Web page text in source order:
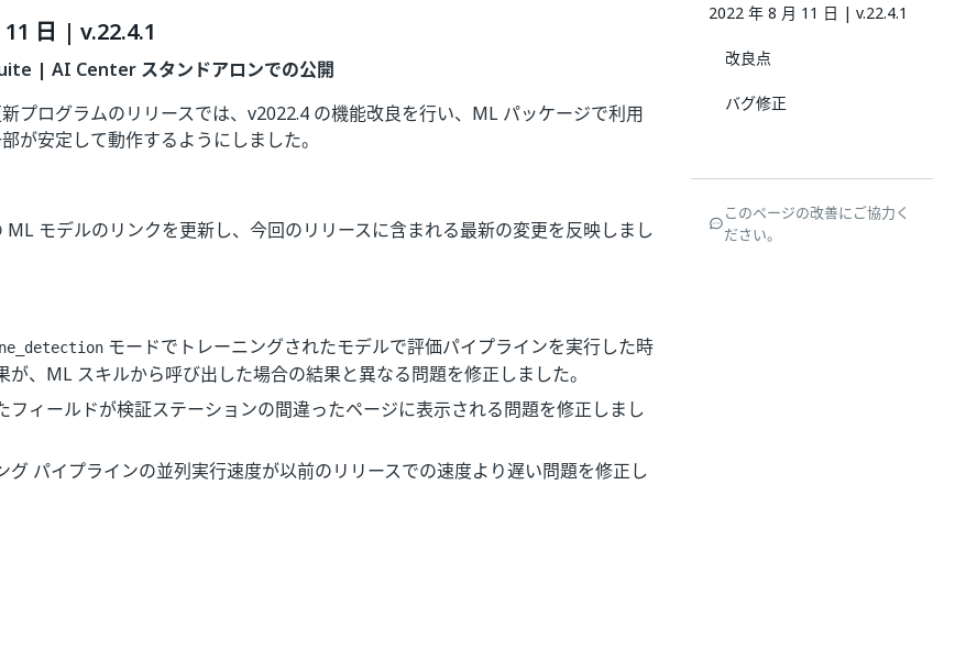
日 | v.22.4.1
| AI Center スタンドアロンでの公開
プログラムのリリースでは、v2022.4 の機能改良を行い、ML パッケージで利用
が安定して動作するようにしました。
モデルのリンクを更新し、今回のリリースに含まれる最新の変更を反映しまし
モードでトレーニングされたモデルで評価パイプラインを実行した時
が、ML スキルから呼び出した場合の結果と異なる問題を修正しました。
フィールドが検証ステーションの間違ったページに表示される問題を修正しまし
グ パイプラインの並列実行速度が以前のリリースでの速度より遅い問題を修正し
2022 年 8 月 11 日 | v.22.4.1
改良点
バグ修正
このページの改善にご協力く
ださい。